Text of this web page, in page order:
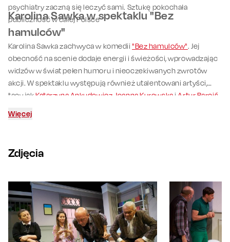
psychiatry zaczną się leczyć sami. Sztukę pokochała
publiczność w całej Polsce
Karolina Sawka w spektaklu "Bez
hamulców"
Karolina Sawka zachwyca w komedii"Bez hamulców". Jej
obecność na scenie dodaje energii i świeżości, wprowadzając
widzów w świat pełen humoru i nieoczekiwanych zwrotów
akcji. W spektaklu występują również utalentowani artyści,
tacy jakKatarzyna Ankudowicz Joanna Kurowskai Artur Barciś
Więcej
Zdjęcia